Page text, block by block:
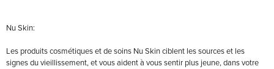
Nu Skin:
Les produits cosmétiques et de soins Nu Skin ciblent les sources et les
signes du vieillissement, et vous aident à vous sentir plus jeune, dans votre